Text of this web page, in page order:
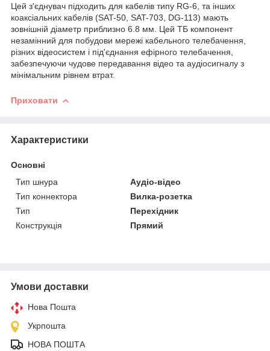
Цей з'єднувач підходить для кабелів типу RG-6, та інших
коаксіальних кабелів (SAT-50, SAT-703, DG-113) мають
зовнішній діаметр приблизно 6.8 мм. Цей ТБ компонент
незамінний для побудови мережі кабельного телебачення,
різних відеосистем і під'єднання ефірного телебачення,
забезпечуючи чудове передавання відео та аудіосигналу з
мінімальним рівнем втрат.
Приховати
Характеристики
Основні
Тип шнура
Аудіо-відео
Тип коннектора
Вилка-розетка
Тип
Перехідник
Конструкція
Прямий
Умови доставки
Нова Пошта
Укрпошта
НОВА ПОШТА